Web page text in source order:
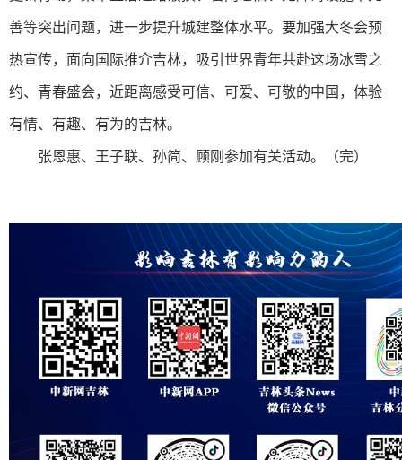
善等突出问题，进一步提升城建整体水平。要加强大冬会预
热宣传，面向国际推介吉林，吸引世界青年共赴这场冰雪之
约、青春盛会，近距离感受可信、可爱、可敬的中国，体验
有情、有趣、有为的吉林。
张恩惠、王子联、孙简、顾刚参加有关活动。（完）